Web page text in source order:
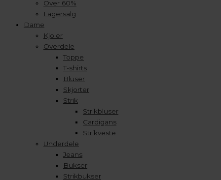
Over 60%
Lagersalg
Dame
Kjoler
Overdele
Toppe
T-shirts
Bluser
Skjorter
Strik
Strikbluser
Cardigans
Strikveste
Underdele
Jeans
Bukser
Strikbukser